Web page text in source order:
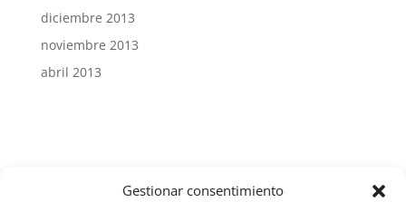
Gestionar consentimiento
diciembre 2013
noviembre 2013
abril 2013